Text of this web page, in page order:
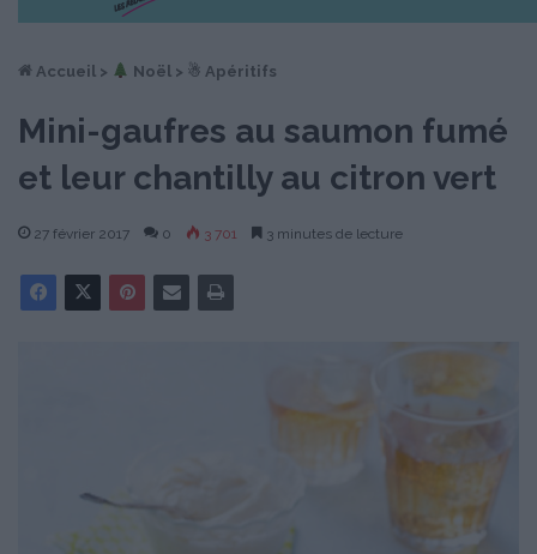
Accueil > ︎ Noël > ☃ Apéritifs
Mini-gaufres au saumon fumé
et leur chantilly au citron vert
27 février 2017 0 3 701 3 minutes de lecture